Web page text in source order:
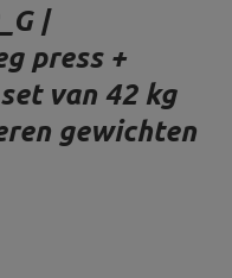
|
press +
van 42 kg
gewichten